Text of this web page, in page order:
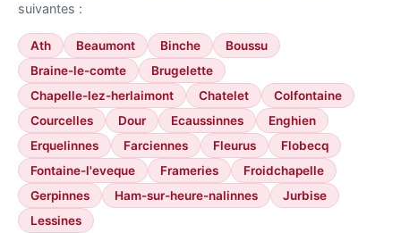
suivantes :
Ath Beaumont Binche
Boussu
Braine-le-comte
Brugelette
Chapelle-lez-herlaimont
Chatelet
Colfontaine
Courcelles
Dour Ecaussinnes
Enghien
Erquelinnes
Farciennes Fleurus
Flobecq
Fontaine-l'eveque
Frameries
Froidchapelle
Gerpinnes
Ham-sur-heure-nalinnes
Jurbise
Lessines